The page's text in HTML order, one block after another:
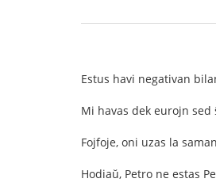
Estus havi negativan
Mi havas dek eurojn sed
Fojfoje, oni uzas la
Hodiaŭ, Petro ne estas